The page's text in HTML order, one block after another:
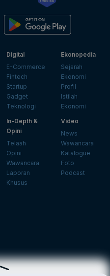
Digital
E-Commerce
Fintech
Startup
Gadget
Teknologi
Ekonopedia
Sejarah
Ekonomi
Profil
Istilah
Ekonomi
In-Depth &
Opini
Telaah
Opini
Wawancara
Laporan
Khusus
Video
News
Wawancara
Katalogue
Foto
Podcast